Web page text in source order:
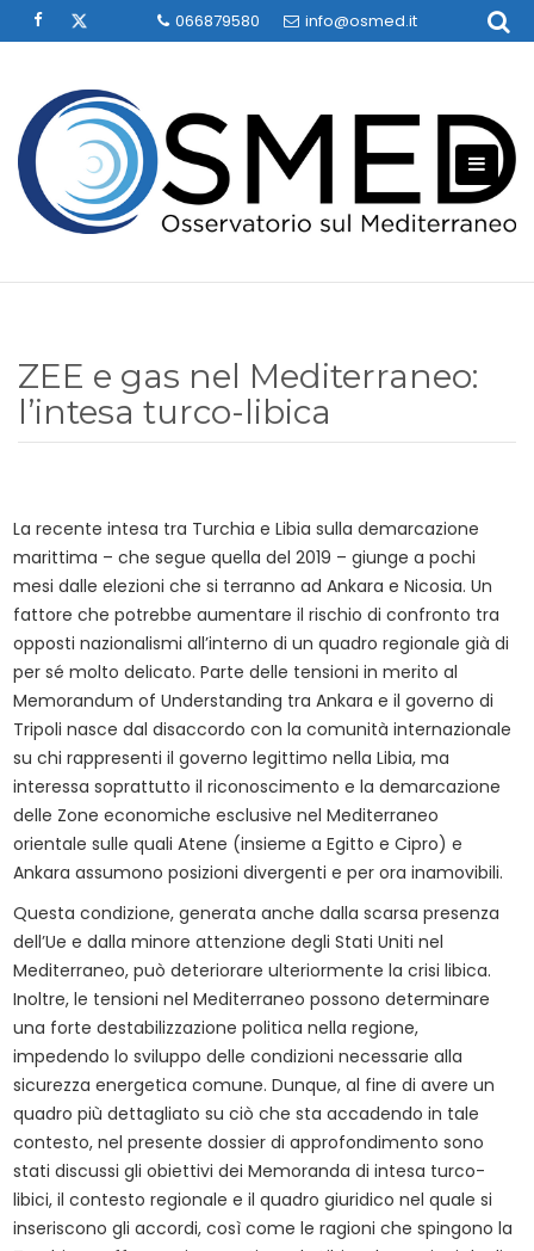
to
066879580 info@osmed.it
ZEE e gas nel Mediterraneo:
l’intesa turco-libica
La recente intesa tra Turchia e Libia sulla demarcazione
marittima – che segue quella del 2019 – giunge a pochi
mesi dalle elezioni che si terranno ad Ankara e Nicosia. Un
fattore che potrebbe aumentare il rischio di confronto tra
opposti nazionalismi all’interno di un quadro regionale già di
per sé molto delicato. Parte delle tensioni in merito al
Memorandum of Understanding tra Ankara e il governo di
Tripoli nasce dal disaccordo con la comunità internazionale
su chi rappresenti il governo legittimo nella Libia, ma
interessa soprattutto il riconoscimento e la demarcazione
delle Zone economiche esclusive nel Mediterraneo
orientale sulle quali Atene (insieme a Egitto e Cipro) e
Ankara assumono posizioni divergenti e per ora inamovibili.
Questa condizione, generata anche dalla scarsa presenza
dell’Ue e dalla minore attenzione degli Stati Uniti nel
Mediterraneo, può deteriorare ulteriormente la crisi libica.
Inoltre, le tensioni nel Mediterraneo possono determinare
una forte destabilizzazione politica nella regione,
impedendo lo sviluppo delle condizioni necessarie alla
sicurezza energetica comune. Dunque, al fine di avere un
quadro più dettagliato su ciò che sta accadendo in tale
contesto, nel presente dossier di approfondimento sono
stati discussi gli obiettivi dei Memoranda di intesa turco-
libici, il contesto regionale e il quadro giuridico nel quale si
inseriscono gli accordi, così come le ragioni che spingono la